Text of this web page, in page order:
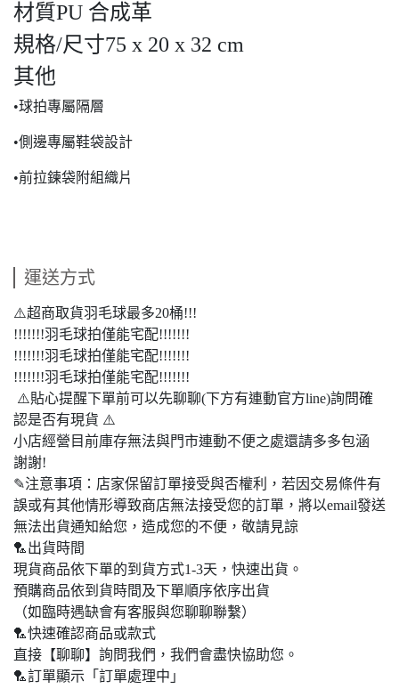
材質PU 合成革
規格/尺寸75 x 20 x 32 cm
其他
•球拍專屬隔層
•側邊專屬鞋袋設計
•前拉鍊袋附組織片
運送方式
⚠️超商取貨羽毛球最多20桶!!!
!!!!!!!羽毛球拍僅能宅配!!!!!!!
!!!!!!!羽毛球拍僅能宅配!!!!!!!
!!!!!!!羽毛球拍僅能宅配!!!!!!!
⚠️貼心提醒下單前可以先聊聊(下方有連動官方line)詢問確
認是否有現貨 ⚠️
小店經營目前庫存無法與門市連動不便之處還請多多包涵
謝謝!
✎注意事項：店家保留訂單接受與否權利，若因交易條件有
誤或有其他情形導致商店無法接受您的訂單，將以email發送
無法出貨通知給您，造成您的不便，敬請見諒
🏸出貨時間
現貨商品依下單的到貨方式1-3天，快速出貨。
預購商品依到貨時間及下單順序依序出貨
（如臨時遇缺會有客服與您聊聊聯繫）
🏸快速確認商品或款式
直接【聊聊】詢問我們，我們會盡快協助您。
🏸訂單顯示「訂單處理中」